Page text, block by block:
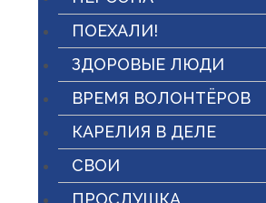
ПОЕХАЛИ!
ЗДОРОВЫЕ ЛЮДИ
ВРЕМЯ ВОЛОНТЁРОВ
КАРЕЛИЯ В ДЕЛЕ
СВОИ
ПРОСЛУШКА